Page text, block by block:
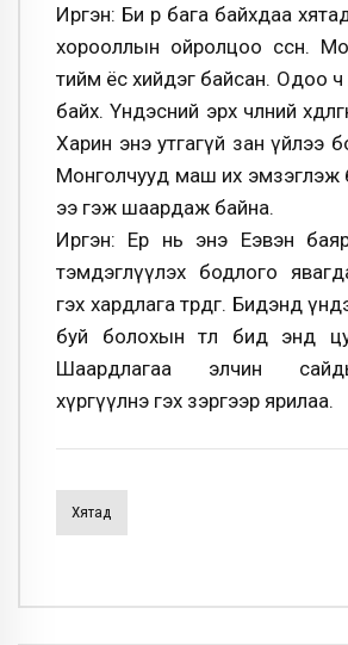
Иргэн: Би өөрөө бага байхдаа
хорооллын ойролцоо өссөн.
тийм ёс хийдэг байсан. Одоо ч
байх. Үндэсний эрх чөлөөний
Харин энэ утгагүй зан үйлээ
Монголчууд маш их эмзэглэж
ээ гэж шаардаж байна.
Иргэн: Ер нь энэ Еэвэн
тэмдэглүүлэх бодлого
гэх хардлага төрдөг. Бидэнд
буй болохын төлөө бид энд
Шаардлагаа элчин
хүргүүлнэ гэх зэргээр ярилаа.
Хятад